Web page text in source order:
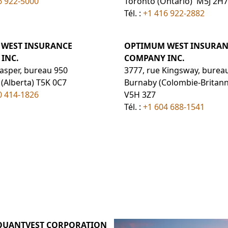
Tél. : +1 416 922-2882
INSURANCE
bureau 950
T5K 0C7
414-1826
OPTIMUM WEST
COMPANY INC.
3777, rue Kingsway,
Burnaby (Colombie-
V5H 3Z7
Tél. : +1 604 688-1541
CORPORATION